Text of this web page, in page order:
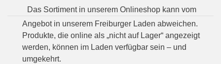
Das Sortiment in unserem Onlineshop kann vom
Angebot in unserem Freiburger Laden abweichen.
Produkte, die online als „nicht auf Lager“ angezeigt
werden, können im Laden verfügbar sein – und
umgekehrt.